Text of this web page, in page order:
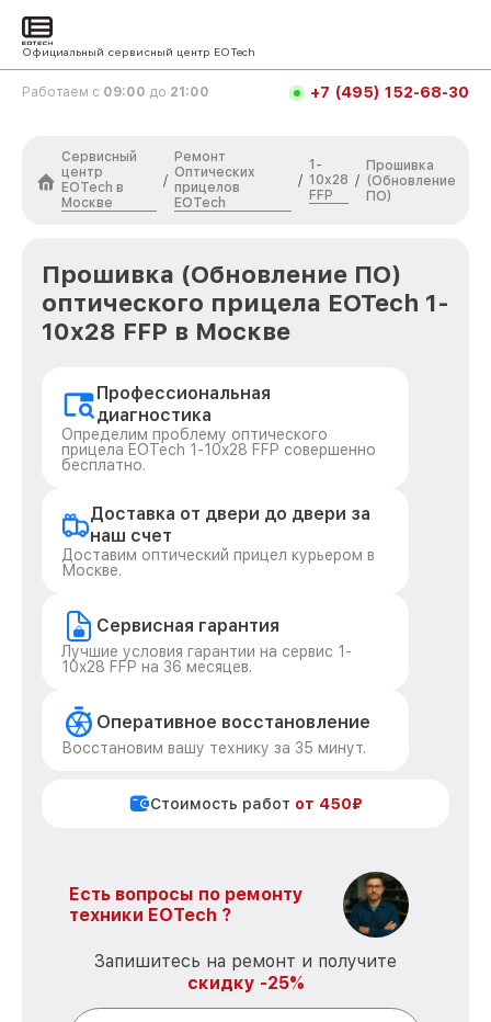
Официальный сервисный центр EOTech
Работаем с 09:00 до 21:00 +7 (495) 152-68-30
Сервисный
центр
EOTech в
Москве
/
Ремонт
Оптических
прицелов
EOTech
/
1-
10x28
FFP
/
Прошивка
(Обновление
ПО)
Прошивка (Обновление ПО)
оптического прицела EOTech 1-
10x28 FFP в Москве
Профессиональная
диагностика
Определим проблему оптического
прицела EOTech 1-10x28 FFP совершенно
бесплатно.
Доставка от двери до двери за
наш счет
Доставим оптический прицел курьером в
Москве.
Сервисная гарантия
Лучшие условия гарантии на сервис 1-
10x28 FFP на 36 месяцев.
Оперативное восстановление
Восстановим вашу технику за 35 минут.
Стоимость работ от 450₽
Есть вопросы по ремонту
техники EOTech ?
Запишитесь на ремонт и получите
скидку -25%